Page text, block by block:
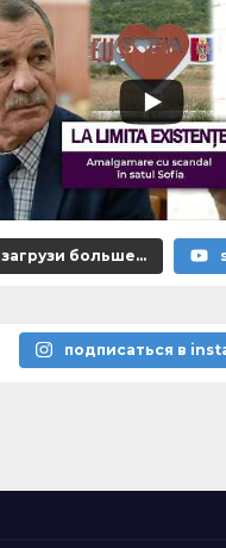
загрузи больше...
подписаться в